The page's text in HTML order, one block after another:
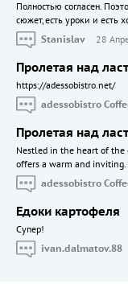
Полностью согласен.
сюжет, есть уроки и есть
Stanislav
28
Пролетая над
https://adessobistro.net/
adessobistro
Пролетая над
Nestled in the heart of the
offers a warm and
adessobistro
Едоки картофеля
Cупер!
ivan.dalmatov.88